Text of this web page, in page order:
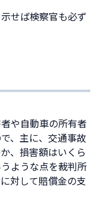
せば検察官も必ず
や自動車の所有者
、主に、交通事故
、損害額はいくら
ような点を裁判所
対して賠償金の支